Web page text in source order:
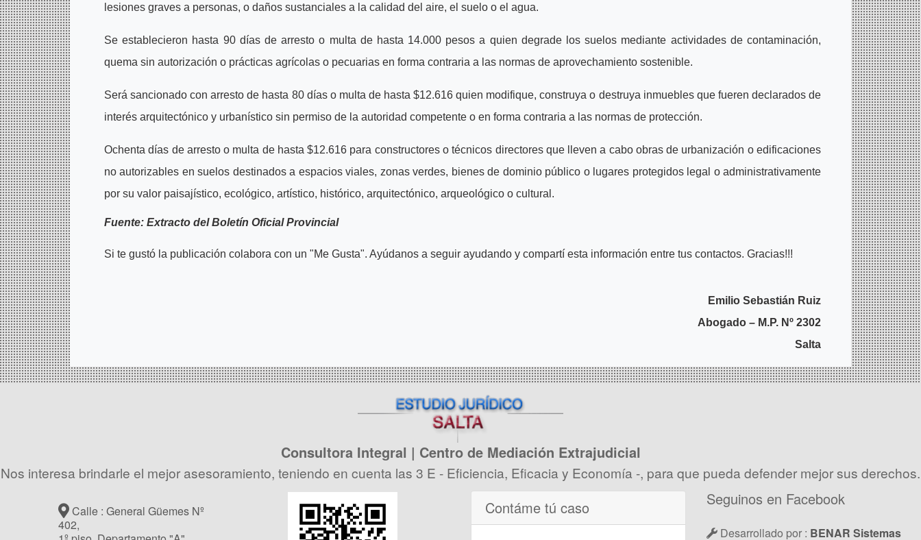
lesiones graves a personas, o daños sustanciales a la calidad del aire, el suelo o el agua.
Se establecieron hasta 90 días de arresto o multa de hasta 14.000 pesos a quien degrade los suelos mediante actividades de contaminación,
quema sin autorización o prácticas agrícolas o pecuarias en forma contraria a las normas de aprovechamiento sostenible.
Será sancionado con arresto de hasta 80 días o multa de hasta $12.616 quien modifique, construya o destruya inmuebles que fueren declarados de
interés arquitectónico y urbanístico sin permiso de la autoridad competente o en forma contraria a las normas de protección.
Ochenta días de arresto o multa de hasta $12.616 para constructores o técnicos directores que lleven a cabo obras de urbanización o edificaciones
no autorizables en suelos destinados a espacios viales, zonas verdes, bienes de dominio público o lugares protegidos legal o administrativamente
por su valor paisajístico, ecológico, artístico, histórico, arquitectónico, arqueológico o cultural.
Fuente: Extracto del Boletín Oficial Provincial
Si te gustó la publicación colabora con un "Me Gusta". Ayúdanos a seguir ayudando y compartí esta información entre tus contactos. Gracias!!!
Emilio Sebastián Ruiz
Abogado – M.P. Nº 2302
Salta
Consultora Integral | Centro de Mediación Extrajudicial
Nos interesa brindarle el mejor asesoramiento, teniendo en cuenta las 3 E - Eficiencia, Eficacia y Economía -, para que pueda defender mejor sus derechos.
Calle : General Güemes Nº
402,
Contáme tú caso Seguinos en Facebook
Desarrollado por : BENAR Sistemas